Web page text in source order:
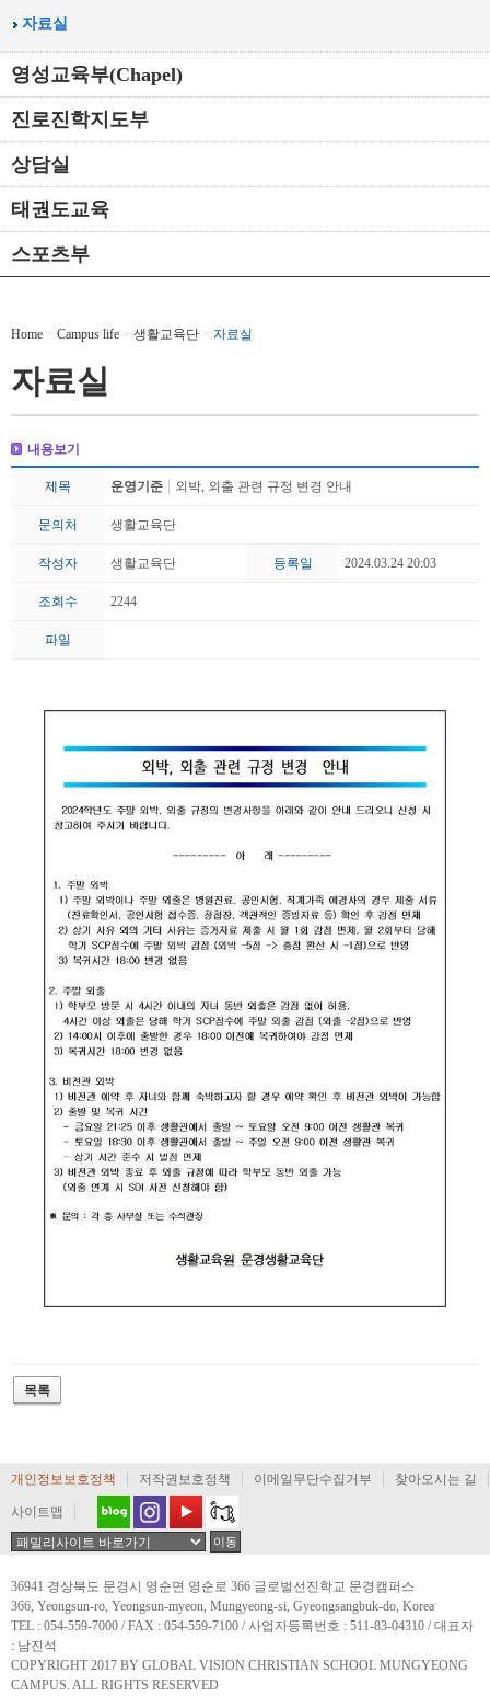
자료실
영성교육부(Chapel)
진로진학지도부
상담실
태권도교육
스포츠부
Home > Campus life > 생활교육단 > 자료실
자료실
내용보기
제목 운영기준 외박, 외출 관련 규정 변경 안내
문의처 생활교육단
작성자 생활교육단 등록일 2024.03.24 20:03
조회수 2244
파일
개인정보보호정책 저작권보호정책 이메일무단수집거부 찾아오시는 길
사이트맵
36941 경상북도 문경시 영순면 영순로 366 글로벌선진학교 문경캠퍼스
366, Yeongsun-ro, Yeongsun-myeon, Mungyeong-si, Gyeongsangbuk-do, Korea
TEL : 054-559-7000 / FAX : 054-559-7100 / 사업자등록번호 : 511-83-04310 / 대표자
: 남진석
COPYRIGHT 2017 BY GLOBAL VISION CHRISTIAN SCHOOL MUNGYEONG
CAMPUS. ALL RIGHTS RESERVED